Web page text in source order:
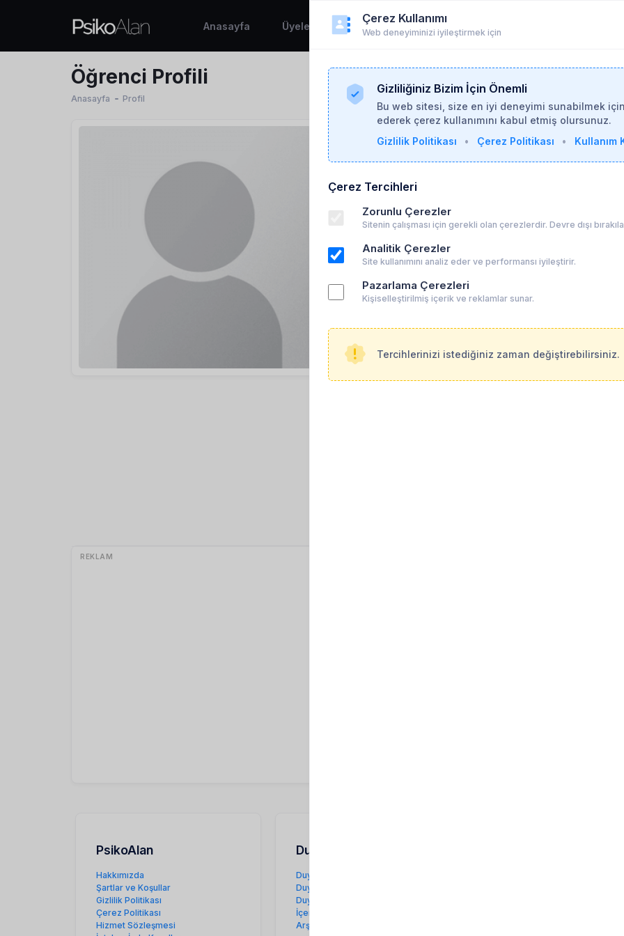
Anasayfa Üyeler Duyurular Yardım
Öğrenci Profili
Anasayfa Profil
Eylül Şen ÖĞRENCİ
Öğrenci (Psikoloji - Lisans Derecesi)
Diğer
Hakkında
REKLAM
PsikoAlan
Hakkımızda
Şartlar ve Koşullar
Gizlilik Politikası
Çerez Politikası
Hizmet Sözleşmesi
Duyurular
Duyurular
Duyuru Gönder
Duyuru Kuralları
İçerik ve Moderasyon Politikası
Arşiv
Çerez Kullanımı
Web deneyiminizi iyileştirmek için
Gizliliğiniz Bizim İçin Önemli
Bu web sitesi, size en iyi deneyimi sunabilmek
ederek çerez kullanımını kabul etmiş olursunuz.
Gizlilik Politikası
• Çerez Politikası • Kullanım
Çerez Tercihleri
Zorunlu Çerezler
Sitenin çalışması için gerekli olan çerezlerdir. Devre dışı
Analitik Çerezler
Site kullanımını analiz eder ve performansı iyileştirir.
Pazarlama Çerezleri
Kişiselleştirilmiş içerik ve reklamlar sunar.
Tercihlerinizi istediğiniz zaman değiştirebilirsiniz.